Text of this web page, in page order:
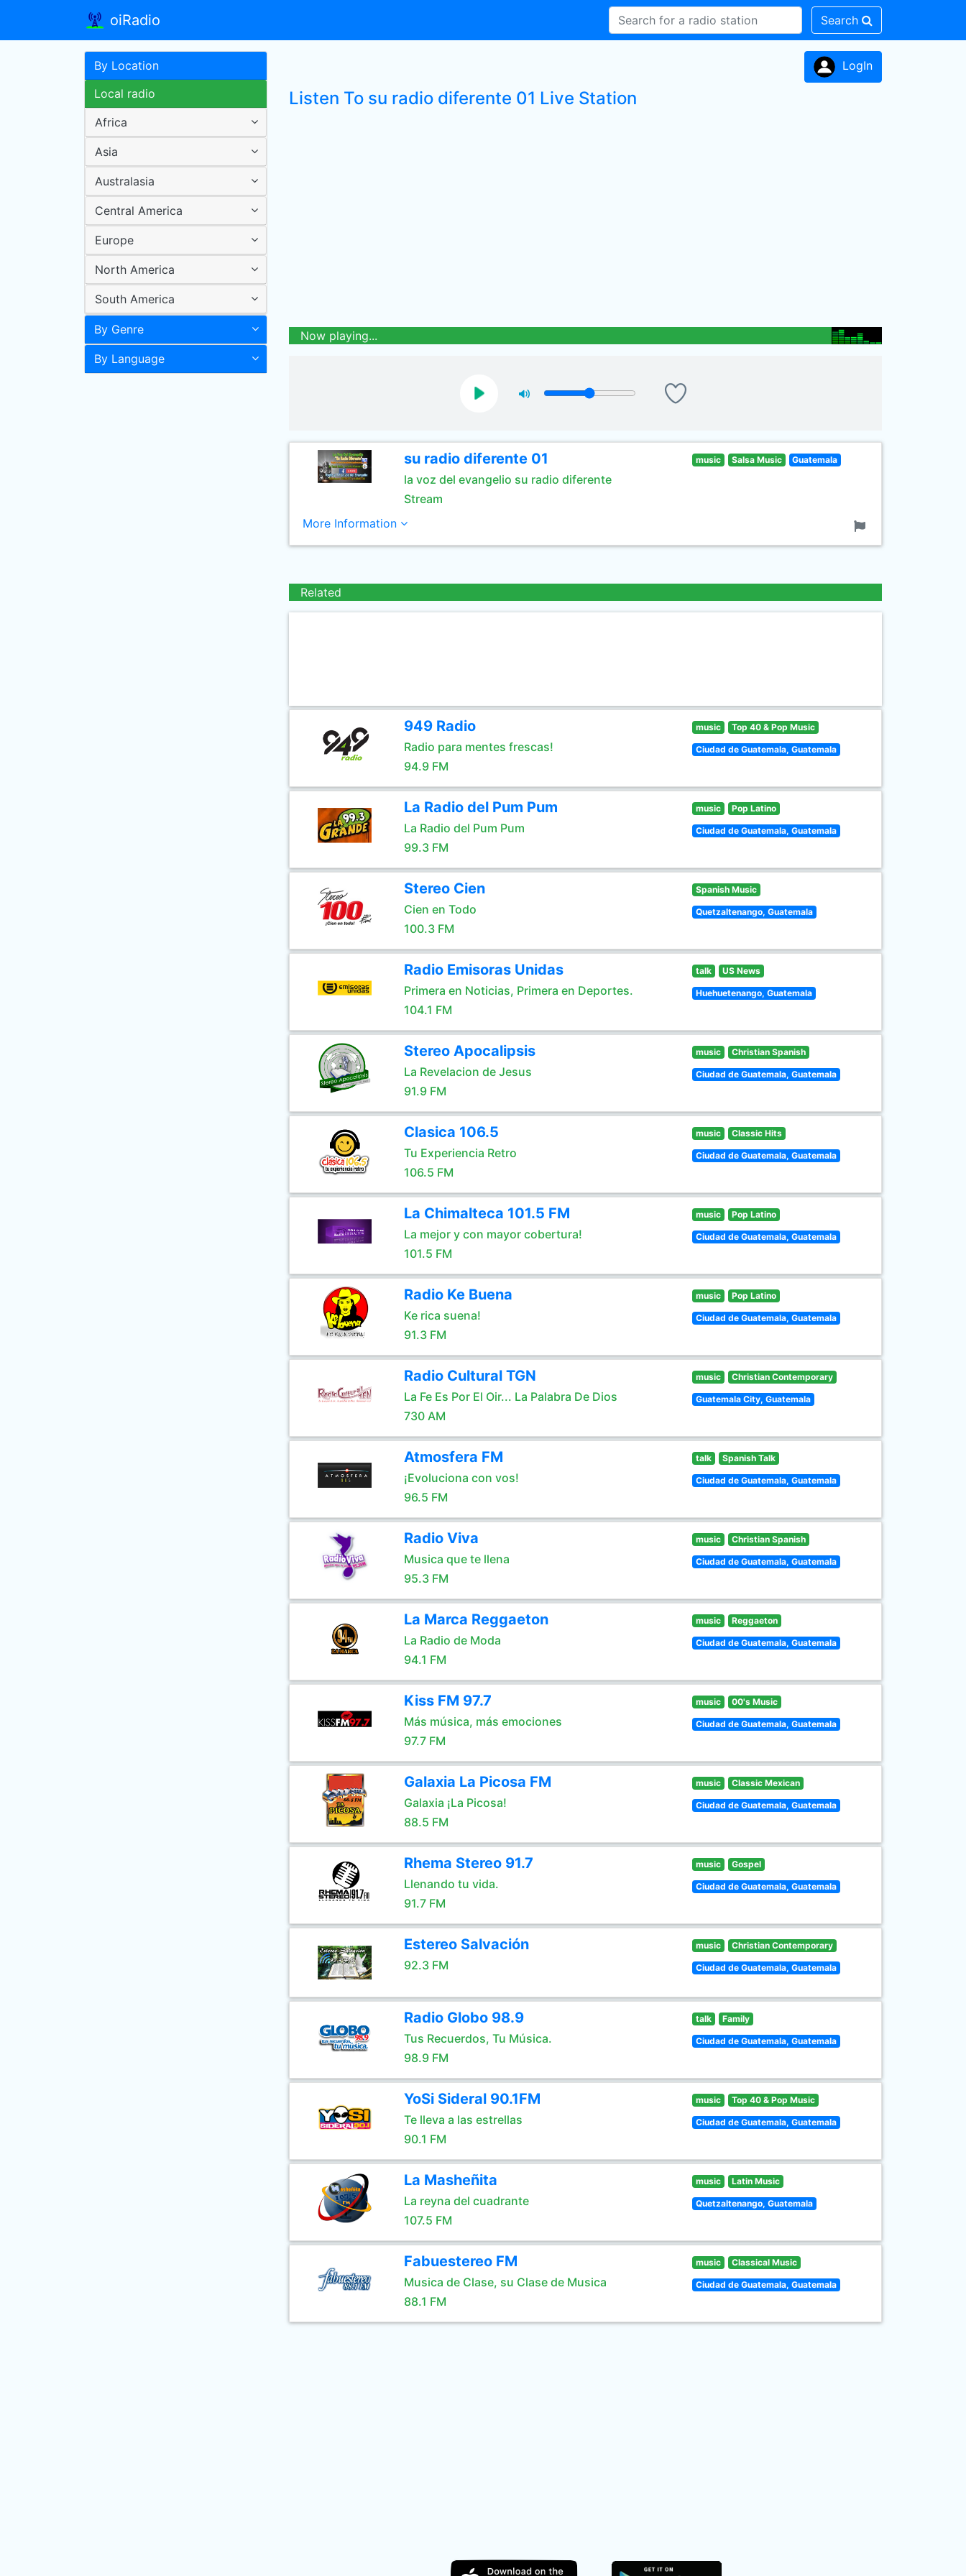
oiRadio Search
By Location
Local radio
Africa
Asia
Australasia
Central America
Europe
North America
South America
By Genre
By Language
LogIn
Listen To su radio diferente 01 Live Station
Now playing...
su radio diferente 01
la voz del evangelio su radio diferente
Stream
music Salsa Music Guatemala
More Information
Related
949 Radio
Radio para mentes frescas!
94.9 FM
music Top 40 & Pop Music
Ciudad de Guatemala, Guatemala
La Radio del Pum Pum
La Radio del Pum Pum
99.3 FM
music Pop Latino
Ciudad de Guatemala, Guatemala
Stereo Cien
Cien en Todo
100.3 FM
Spanish Music
Quetzaltenango, Guatemala
Radio Emisoras Unidas
Primera en Noticias, Primera en Deportes.
104.1 FM
talk US News
Huehuetenango, Guatemala
Stereo Apocalipsis
La Revelacion de Jesus
91.9 FM
music Christian Spanish
Ciudad de Guatemala, Guatemala
Clasica 106.5
Tu Experiencia Retro
106.5 FM
music Classic Hits
Ciudad de Guatemala, Guatemala
La Chimalteca 101.5 FM
La mejor y con mayor cobertura!
101.5 FM
music Pop Latino
Ciudad de Guatemala, Guatemala
Radio Ke Buena
Ke rica suena!
91.3 FM
music Pop Latino
Ciudad de Guatemala, Guatemala
Radio Cultural TGN
La Fe Es Por El Oir... La Palabra De Dios
730 AM
music Christian Contemporary
Guatemala City, Guatemala
Atmosfera FM
¡Evoluciona con vos!
96.5 FM
talk Spanish Talk
Ciudad de Guatemala, Guatemala
Radio Viva
Musica que te llena
95.3 FM
music Christian Spanish
Ciudad de Guatemala, Guatemala
La Marca Reggaeton
La Radio de Moda
94.1 FM
music Reggaeton
Ciudad de Guatemala, Guatemala
Kiss FM 97.7
Más música, más emociones
97.7 FM
music 00's Music
Ciudad de Guatemala, Guatemala
Galaxia La Picosa FM
Galaxia ¡La Picosa!
88.5 FM
music Classic Mexican
Ciudad de Guatemala, Guatemala
Rhema Stereo 91.7
Llenando tu vida.
91.7 FM
music Gospel
Ciudad de Guatemala, Guatemala
Estereo Salvación
92.3 FM
music Christian Contemporary
Ciudad de Guatemala, Guatemala
Radio Globo 98.9
Tus Recuerdos, Tu Música.
98.9 FM
talk Family
Ciudad de Guatemala, Guatemala
YoSi Sideral 90.1FM
Te lleva a las estrellas
90.1 FM
music Top 40 & Pop Music
Ciudad de Guatemala, Guatemala
La Masheñita
La reyna del cuadrante
107.5 FM
music Latin Music
Quetzaltenango, Guatemala
Fabuestereo FM
Musica de Clase, su Clase de Musica
88.1 FM
music Classical Music
Ciudad de Guatemala, Guatemala